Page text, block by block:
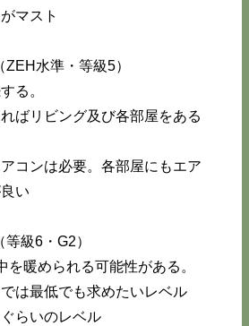
マスト
水準・等級5）
る。
ばリビング及び各部屋をある
コンは必要。各部屋にもエア
い
級6・G2）
を暖められる可能性がある。
は最低でも求めたいレベル
らいのレベル